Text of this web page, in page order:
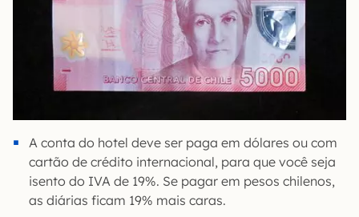
A conta do hotel deve ser paga em dólares ou com
cartão de crédito internacional, para que você seja
isento do IVA de 19%. Se pagar em pesos chilenos,
as diárias ficam 19% mais caras.